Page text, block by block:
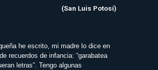
(San Luis Potosí)
he escrito, mi madre lo dice en
recuerdos de infancia: “garabatea
letras”. Tengo algunas